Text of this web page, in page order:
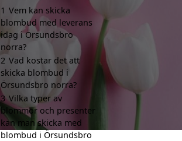
1 Vem kan skicka
blombud med leverans
idag i Örsundsbro
norra?
2 Vad kostar det att
skicka blombud i
Örsundsbro norra?
3 Vilka typer av
blommor och presenter
kan man skicka med
blombud i Örsundsbro